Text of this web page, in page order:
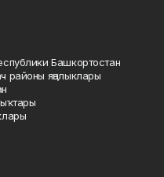
Башкортостан
районы яңалыклары